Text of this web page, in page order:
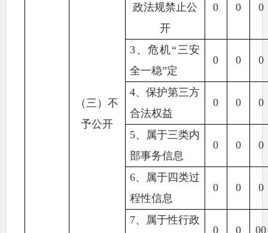
（三）不
予公开
政法规禁止公
开
0 0 0
3、危机“三安
全一稳”定
0 0 0
4、保护第三方
合法权益
0 0 0
5、属于三类内
部事务信息
0 0 0
6、属于四类过
程性信息
0 0 0
7、属于性行政
0 0 00